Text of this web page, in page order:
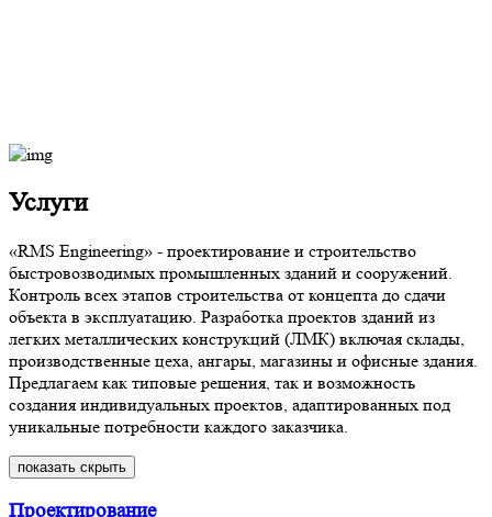
Услуги
«RMS Engineering» - проектирование и строительство
быстровозводимых промышленных зданий и сооружений.
Контроль всех этапов строительства от концепта до сдачи
объекта в эксплуатацию. Разработка проектов зданий из
легких металлических конструкций (ЛМК) включая склады,
производственные цеха, ангары, магазины и офисные здания.
Предлагаем как типовые решения, так и возможность
создания индивидуальных проектов, адаптированных под
уникальные потребности каждого заказчика.
показать скрыть
Проектирование